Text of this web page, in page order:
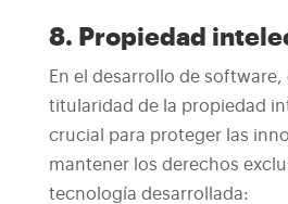
8. Propiedad
En el desarrollo de software,
titularidad de la propiedad
crucial para proteger las
mantener los derechos
tecnología desarrollada: